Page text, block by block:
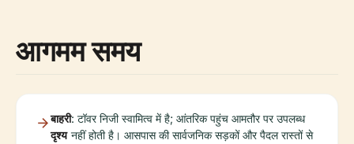
आगमम समय
बाहरी
दृश्य
: टॉवर निजी स्वामित्व में है; आंतरिक पहुंच आमतौर पर उपलब्ध
नहीं होती है। आसपास की सार्वजनिक सड़कों और पैदल रास्तों से